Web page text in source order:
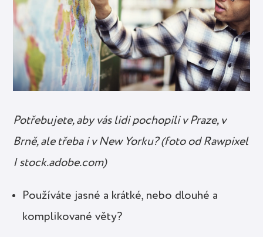
Potřebujete, aby vás lidi pochopili v Praze, v
Brně, ale třeba i v New Yorku? (foto od Rawpixel
| stock.adobe.com)
Používáte jasné a krátké, nebo dlouhé a
komplikované věty?